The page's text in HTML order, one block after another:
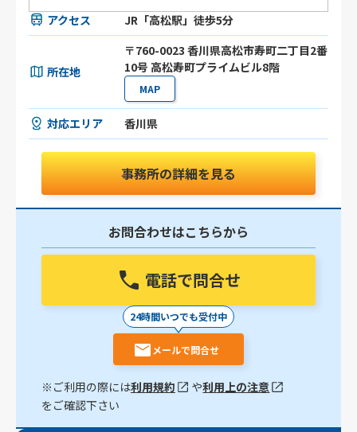
アクセス JR「高松駅」徒歩5分
所在地
〒760-0023 香川県高松市寿町二丁目2番
10号 高松寿町プライムビル8階
MAP
対応エリア 香川県
事務所の詳細を見る
お問合わせはこちらから
電話で問合せ
24時間いつでも受付中
メールで問合せ
※ご利用の際には利用規約 や利用上の注意
をご確認下さい